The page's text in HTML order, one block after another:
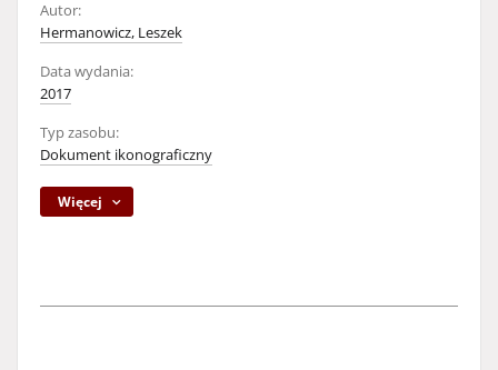
Autor:
Hermanowicz, Leszek
Data wydania:
2017
Typ zasobu:
Dokument ikonograficzny
Więcej